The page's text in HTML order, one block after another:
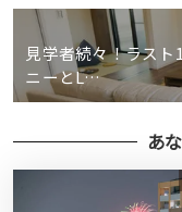
見学者続々！ラス
ニーとL…
あ